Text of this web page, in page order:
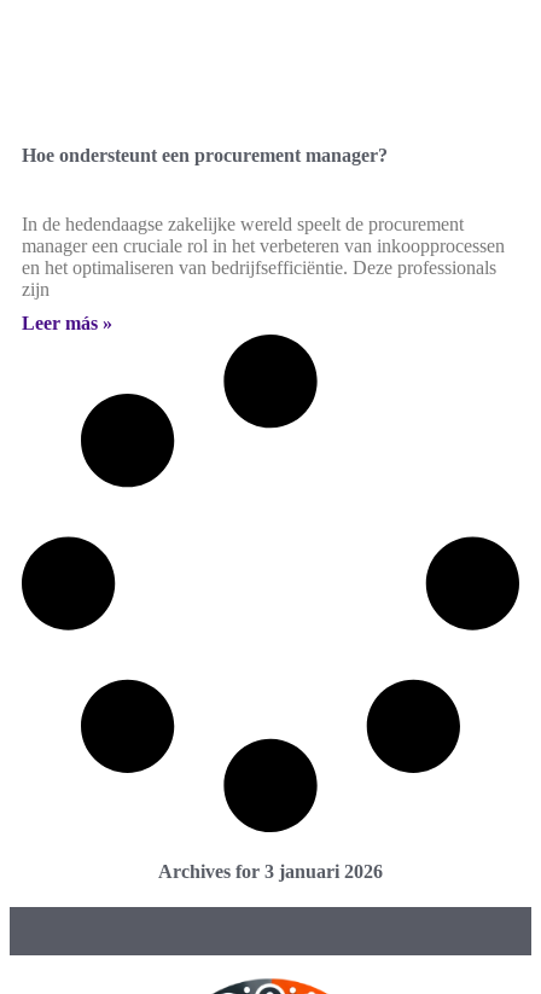
Hoe ondersteunt een procurement manager?
In de hedendaagse zakelijke wereld speelt de procurement
manager een cruciale rol in het verbeteren van inkoopprocessen
en het optimaliseren van bedrijfsefficiëntie. Deze professionals
zijn
Leer más »
Archives for 3 januari 2026